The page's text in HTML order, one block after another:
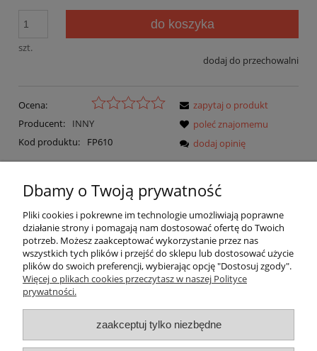
szt.
do koszyka
dodaj do przechowalni
Ocena:
Producent:
INNY
Kod produktu:
FP610
zapytaj o produkt
poleć znajomemu
dodaj opinię
Opis
Koszty dostawy
Cena nie zawiera ewentualnych kosztów płatności
Opinie o produkcie (0)
Cena za sztukę.
O nas
Dbamy o Twoją prywatność
Pliki cookies i pokrewne im technologie umożliwiają poprawne
działanie strony i pomagają nam dostosować ofertę do Twoich
potrzeb. Możesz zaakceptować wykorzystanie przez nas
wszystkich tych plików i przejść do sklepu lub dostosować użycie
plików do swoich preferencji, wybierając opcję "Dostosuj zgody".
Więcej o plikach cookies przeczytasz w naszej Polityce
prywatności.
zaakceptuj tylko niezbędne